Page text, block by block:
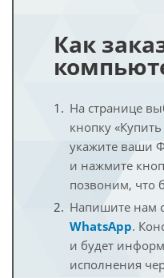
Как
На странице
кнопку
укажите ваши
и нажмите
позвоним, что
Напишите нам
WhatsApp.
и будет
исполнения